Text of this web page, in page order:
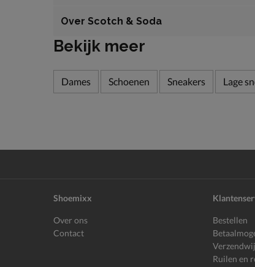
Over Scotch & Soda
Bekijk meer
Dames Schoenen Sneakers Lage
Shoemixx
Over ons
Contact
Bestellen
Ruilen en